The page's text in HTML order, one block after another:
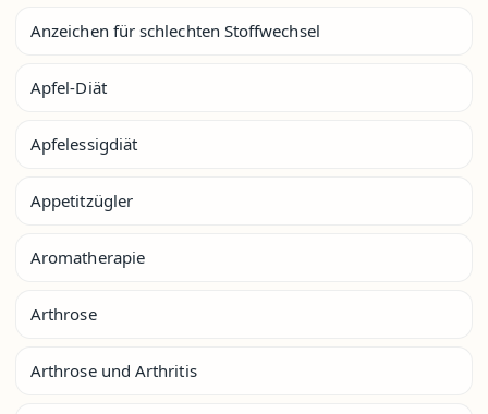
Anzeichen für schlechten Stoffwechsel
Apfel-Diät
Apfelessigdiät
Appetitzügler
Aromatherapie
Arthrose
Arthrose und Arthritis